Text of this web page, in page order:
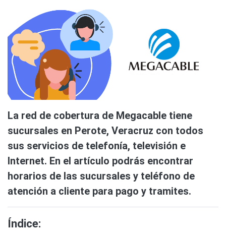
La red de cobertura de Megacable tiene
sucursales en Perote, Veracruz con todos
sus servicios de telefonía, televisión e
Internet. En el artículo podrás encontrar
horarios de las sucursales y teléfono de
atención a cliente para pago y tramites.
Índice: